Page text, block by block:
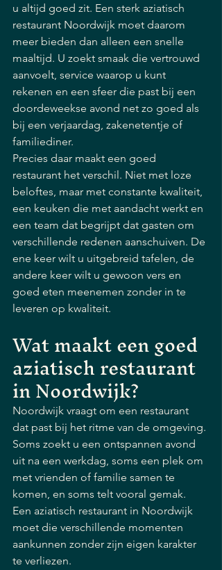
u altijd goed zit. Een sterk aziatisch
restaurant Noordwijk moet daarom
meer bieden dan alleen een snelle
maaltijd. U zoekt smaak die vertrouwd
aanvoelt, service waarop u kunt
rekenen en een sfeer die past bij een
doordeweekse avond net zo goed als
bij een verjaardag, zakenetentje of
familiediner.
Precies daar maakt een goed
restaurant het verschil. Niet met loze
beloftes, maar met constante kwaliteit,
een keuken die met aandacht werkt en
een team dat begrijpt dat gasten om
verschillende redenen aanschuiven. De
ene keer wilt u uitgebreid tafelen, de
andere keer wilt u gewoon vers en
goed eten meenemen zonder in te
leveren op kwaliteit.
Wat maakt een goed
aziatisch restaurant
in Noordwijk?
Noordwijk vraagt om een restaurant
dat past bij het ritme van de omgeving.
Soms zoekt u een ontspannen avond
uit na een werkdag, soms een plek om
met vrienden of familie samen te
komen, en soms telt vooral gemak.
Een aziatisch restaurant in Noordwijk
moet die verschillende momenten
aankunnen zonder zijn eigen karakter
te verliezen.